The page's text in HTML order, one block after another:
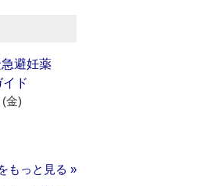
急避妊薬
ド
金)
もっと見る »